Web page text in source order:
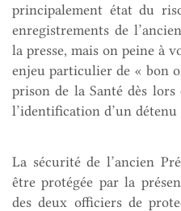
principalement état du
enregistrements de
la presse, mais on peine à
enjeu particulier de « bon
prison de la Santé dès
l’identification d’un
La sécurité de l’ancien
être protégée par la
des deux officiers de